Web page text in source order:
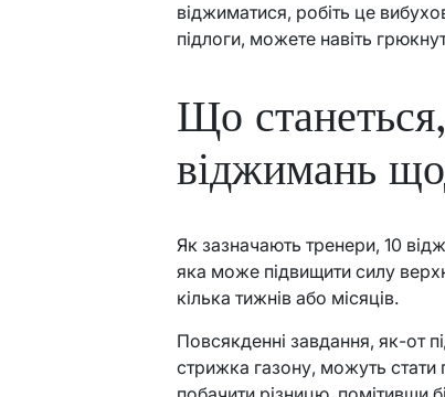
віджиматися, робіть це
підлоги, можете навіть
Що
віджимань
Як зазначають тренери, 10
яка може підвищити силу
кілька тижнів або місяців.
Повсякденні завдання, як-от
стрижка газону, можуть